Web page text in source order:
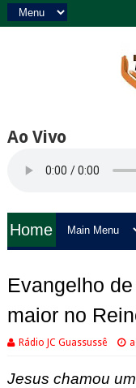
Ao Vivo
Home
Evangelho
maior no
Rádio JC Guassussê
Jesus chamou